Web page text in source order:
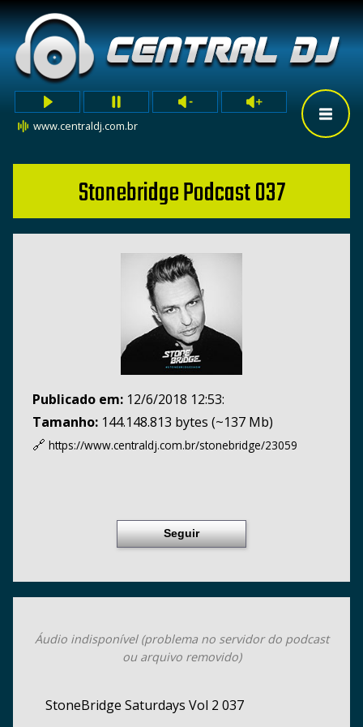
www.centraldj.com.br
Stonebridge Podcast 037
Publicado em: 12/6/2018 12:53:
Tamanho: 144.148.813 bytes (~137 Mb)
🔗 https://www.centraldj.com.br/stonebridge/23059
Seguir
Áudio indisponível (problema no servidor do podcast
ou arquivo removido)
StoneBridge Saturdays Vol 2 037